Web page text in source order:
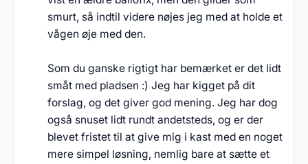
smurt, så indtil videre nøjes jeg med at holde et
vågen øje med den.
Som du ganske rigtigt har bemærket er det lidt
småt med pladsen :) Jeg har kigget på dit
forslag, og det giver god mening. Jeg har dog
også snuset lidt rundt andetsteds, og er der
blevet fristet til at give mig i kast med en noget
mere simpel løsning, nemlig bare at sætte et